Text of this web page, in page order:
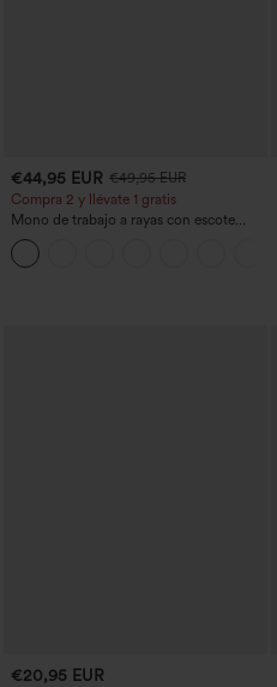
€44,95 EUR €49,95 EUR
Compra 2 y llévate 1 gratis
Mono de trabajo a rayas con escote
barco, sin mangas, lazo lateral, tacto
Cool Touch y bolsillos - Edición Easy
Peezy
€20,95 EUR